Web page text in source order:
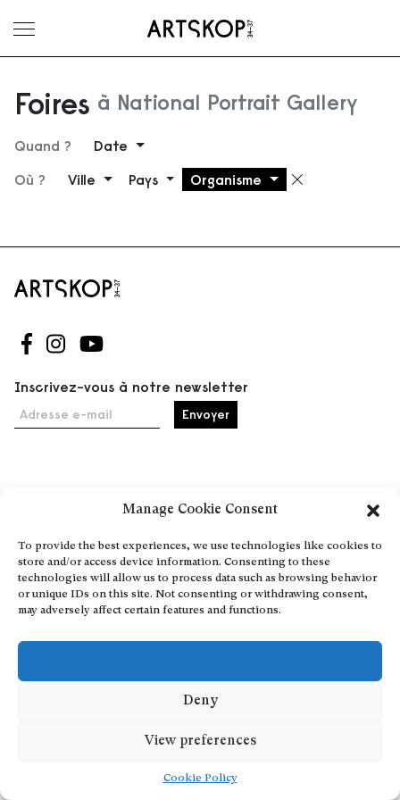
Manage Cookie Consent
To provide the best experiences, we use technologies like cookies to
store and/or access device information. Consenting to these
technologies will allow us to process data such as browsing behavior
or unique IDs on this site. Not consenting or withdrawing consent,
may adversely affect certain features and functions.
Deny
View preferences
Cookie Policy
Ouvrir le menu
Foires à National Portrait Gallery
Quand ?
Date
Où ?
Ville Pays Organisme
Suivez-nous sur Facebook
Suivez-nous sur Instagram
Suivez-nous sur Youtube
Inscrivez-vous à notre newsletter
Adresse e-mail
À propos
Partenaires
Contact
Conditions générales
Confidentialité et cookies